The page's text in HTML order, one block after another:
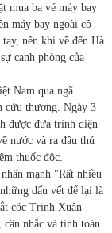
mua ba vé máy bay
máy bay ngoài cô
nên khi về đến Hà
canh phòng của
Nam qua ngã
cứu thương. Ngày 3
được đưa trình diện
nước và ra đầu thú
thuốc độc.
mạnh "Rất nhiều
dấu vết để lại là
cóc Trịnh Xuân
nhắc và tính toán